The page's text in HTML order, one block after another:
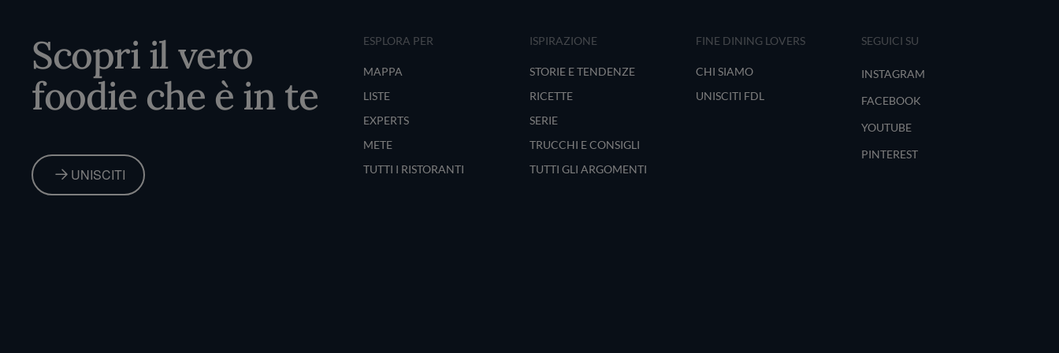
Scopri il vero
foodie che è in te
UNISCITI
ESPLORA PER
MAPPA
LISTE
EXPERTS
METE
TUTTI I RISTORANTI
ISPIRAZIONE
STORIE E TENDENZE
RICETTE
SERIE
TRUCCHI E CONSIGLI
TUTTI GLI ARGOMENTI
FINE DINING LOVERS
CHI SIAMO
UNISCITI FDL
SEGUICI SU
INSTAGRAM
FACEBOOK
YOUTUBE
PINTEREST